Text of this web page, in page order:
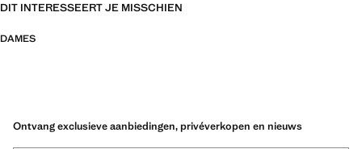
DIT INTERESSEERT JE MISSCHIEN
DAMES
Ontvang exclusieve aanbiedingen, privéverkopen en nieuws